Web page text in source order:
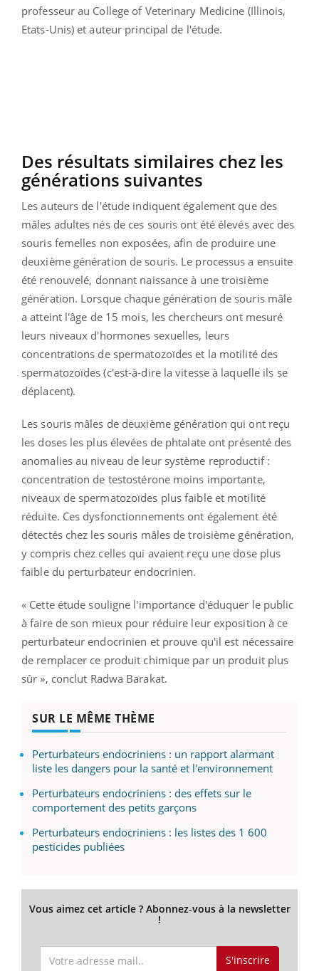
professeur au College of Veterinary Medicine (Illinois,
Etats-Unis) et auteur principal de l'étude.
Des résultats similaires chez les
générations suivantes
Les auteurs de l'étude indiquent également que des
mâles adultes nés de ces souris ont été élevés avec des
souris femelles non exposées, afin de produire une
deuxième génération de souris. Le processus a ensuite
été renouvelé, donnant naissance à une troisième
génération. Lorsque chaque génération de souris mâle
a atteint l'âge de 15 mois, les chercheurs ont mesuré
leurs niveaux d'hormones sexuelles, leurs
concentrations de spermatozoïdes et la motilité des
spermatozoïdes (c'est-à-dire la vitesse à laquelle ils se
déplacent).
Les souris mâles de deuxième génération qui ont reçu
les doses les plus élevées de phtalate ont présenté des
anomalies au niveau de leur système reproductif :
concentration de testostérone moins importante,
niveaux de spermatozoïdes plus faible et motilité
réduite. Ces dysfonctionnements ont également été
détectés chez les souris mâles de troisième génération,
y compris chez celles qui avaient reçu une dose plus
faible du perturbateur endocrinien.
« Cette étude souligne l'importance d'éduquer le public
à faire de son mieux pour réduire leur exposition à ce
perturbateur endocrinien et prouve qu'il est nécessaire
de remplacer ce produit chimique par un produit plus
sûr», conclut Radwa Barakat.
SUR LE MÊME THÈME
Perturbateurs endocriniens : un rapport alarmant
liste les dangers pour la santé et l'environnement
Perturbateurs endocriniens : des effets sur le
comportement des petits garçons
Perturbateurs endocriniens : les listes des 1 600
pesticides publiées
Vous aimez cet article ? Abonnez-vous à la newsletter
!
S'inscrire